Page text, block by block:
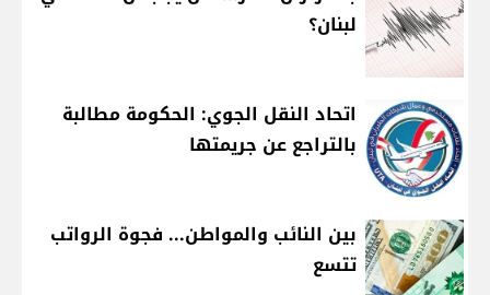
لبنان؟
اتحاد النقل الجوي: الحكومة مطالبة
بالتراجع عن جريمتها
بين النائب والمواطن... فجوة الرواتب
تتسع